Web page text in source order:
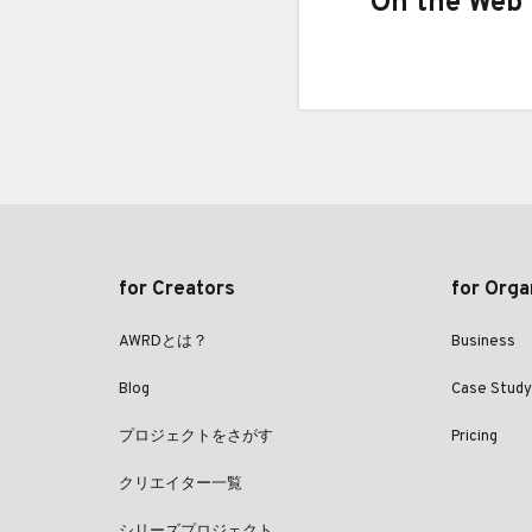
for Creators
AWRDとは？
Blog
プロジェクトをさがす
クリエイター一覧
for
Business
Case Study
Pricing